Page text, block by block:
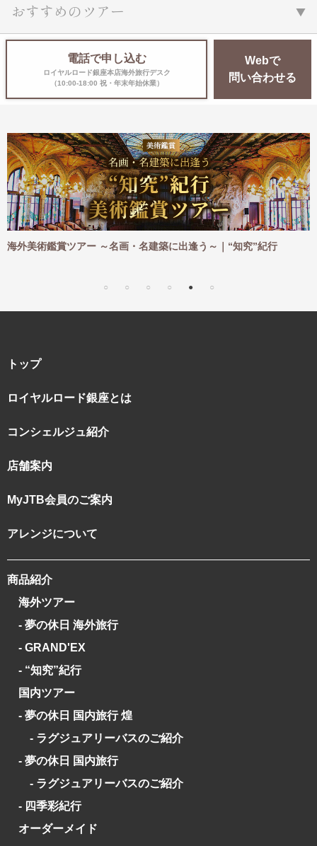
おすすめのツアー
電話で申し込む
ロイヤルロード銀座本店海外旅行デスク
（10:00-18:00 祝・年末年始休業）
Webで
問い合わせる
鑑賞ツアー ～名画・名建築に出逢う～｜“知究”紀行
海外ハイ
トップ
ロイヤルロード銀座とは
コンシェルジュ紹介
店舗案内
MyJTB会員のご案内
アレンジについて
商品紹介
海外ツアー
- 夢の休日 海外旅行
- GRAND'EX
- “知究”紀行
国内ツアー
- 夢の休日 国内旅行 煌
- ラグジュアリーバスのご紹介
- 夢の休日 国内旅行
- ラグジュアリーバスのご紹介
- 四季彩紀行
オーダーメイド